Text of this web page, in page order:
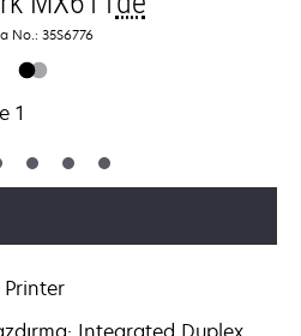
No.: 35S6776